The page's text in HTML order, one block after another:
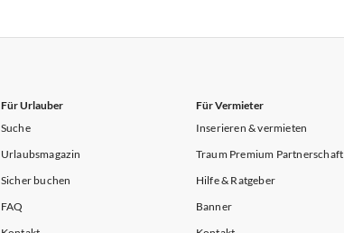
Für Urlauber
Suche
Urlaubsmagazin
Sicher buchen
FAQ
Für Vermieter
Inserieren & vermieten
Traum Premium Partnerschaft
Hilfe & Ratgeber
Banner